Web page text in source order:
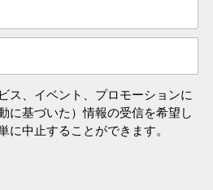
ス、イベント、プロモーションに
に基づいた）情報の受信を希望し
に中止することができます。